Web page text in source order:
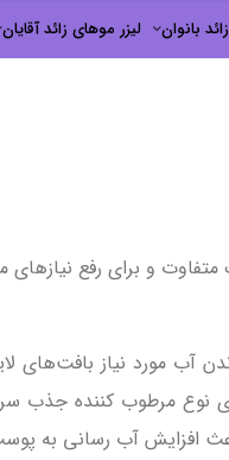
بانوان لیزر موهای زائد آقایان
و برای رفع
آب مورد نیاز
نوع مرطوب کننده جذب
باعث افزایش آب رسانی